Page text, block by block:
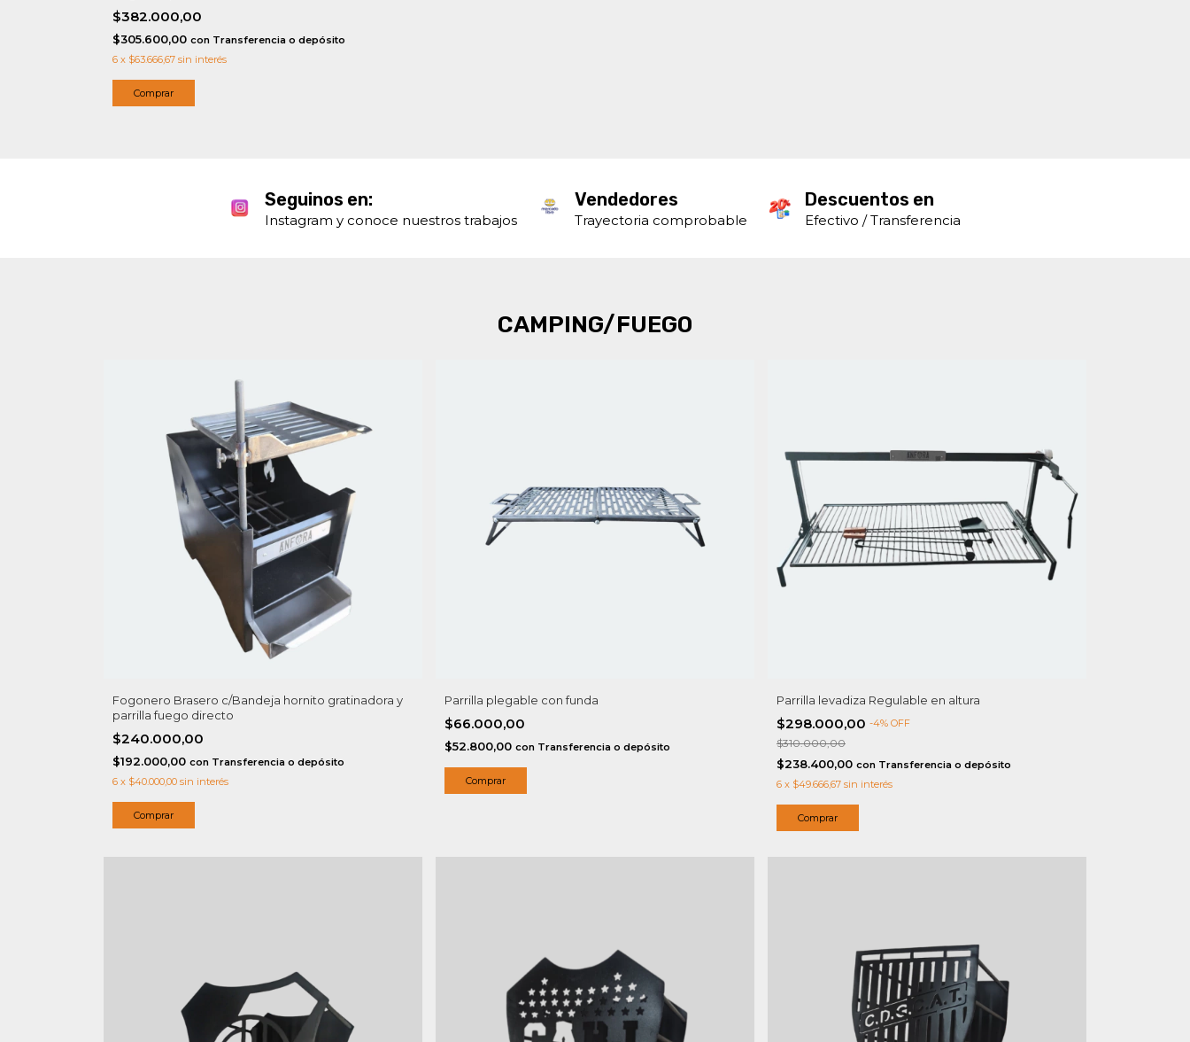
$382.000,00
$305.600,00 con Transferencia o depósito
6 x $63.666,67 sin interés
Seguinos en:
Instagram y conoce nuestros trabajos
Vendedores
Trayectoria comprobable
Descuentos en
Efectivo / Transferencia
CAMPING/FUEGO
Fogonero Brasero c/Bandeja hornito gratinadora y
parrilla fuego directo
$240.000,00
$192.000,00 con Transferencia o depósito
6 x $40.000,00 sin interés
Parrilla plegable con funda
$66.000,00
$52.800,00 con Transferencia o depósito
Parrilla levadiza Regulable en altura
$298.000,00 -4% OFF
$310.000,00
$238.400,00 con Transferencia o depósito
6 x $49.666,67 sin interés